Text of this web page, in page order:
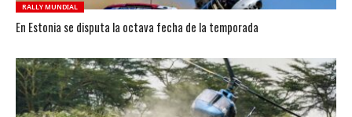
RALLY MUNDIAL
En Estonia se disputa la octava fecha de la temporada